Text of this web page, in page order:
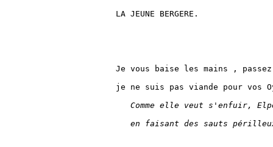
LA JEUNE BERGERE.
Je vous baise les mains ,
je ne suis pas viande pour vos
Comme elle veut s'enfuir,
en faisant des sauts